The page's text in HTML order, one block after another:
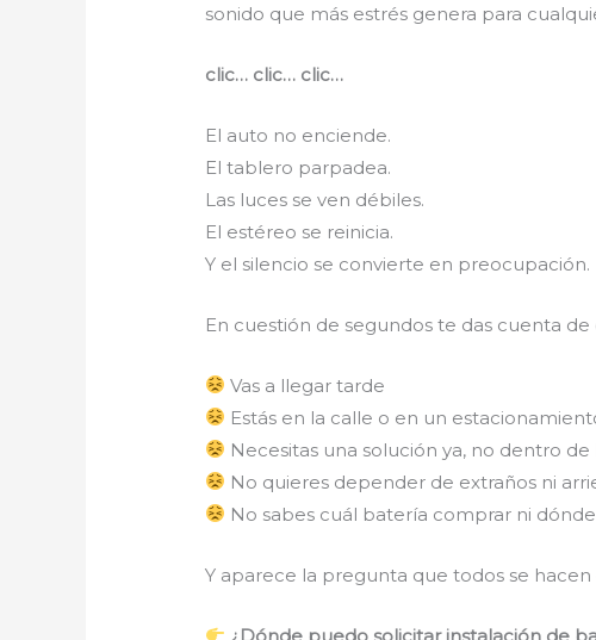
sonido que más estrés genera para
clic… clic… clic…
El auto no enciende.
El tablero parpadea.
Las luces se ven débiles.
El estéreo se reinicia.
Y el silencio se convierte en preocupación.
En cuestión de segundos te das cuenta
Vas a llegar tarde
Estás en la calle o en un
Necesitas una solución ya, no dentro de
No quieres depender de extraños ni
No sabes cuál batería comprar ni
Y aparece la pregunta que todos se
¿Dónde puedo solicitar instalación de